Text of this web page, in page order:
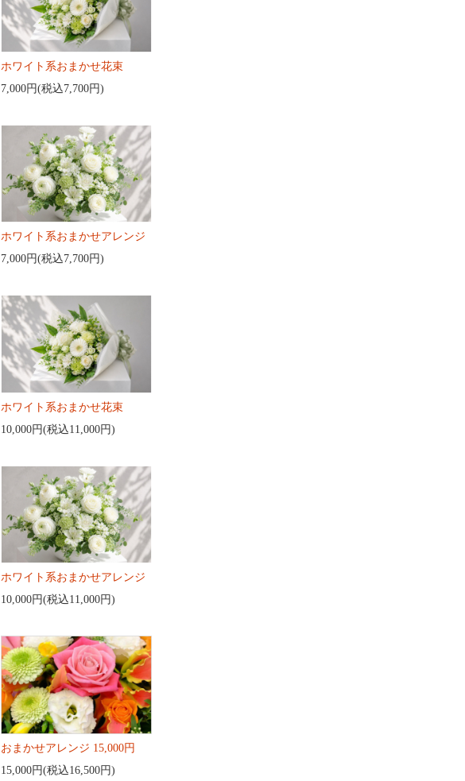
ホワイト系おまかせ花束
7,000円(税込7,700円)
ホワイト系おまかせアレンジ
7,000円(税込7,700円)
ホワイト系おまかせ花束
10,000円(税込11,000円)
ホワイト系おまかせアレンジ
10,000円(税込11,000円)
おまかせアレンジ 15,000円
15,000円(税込16,500円)